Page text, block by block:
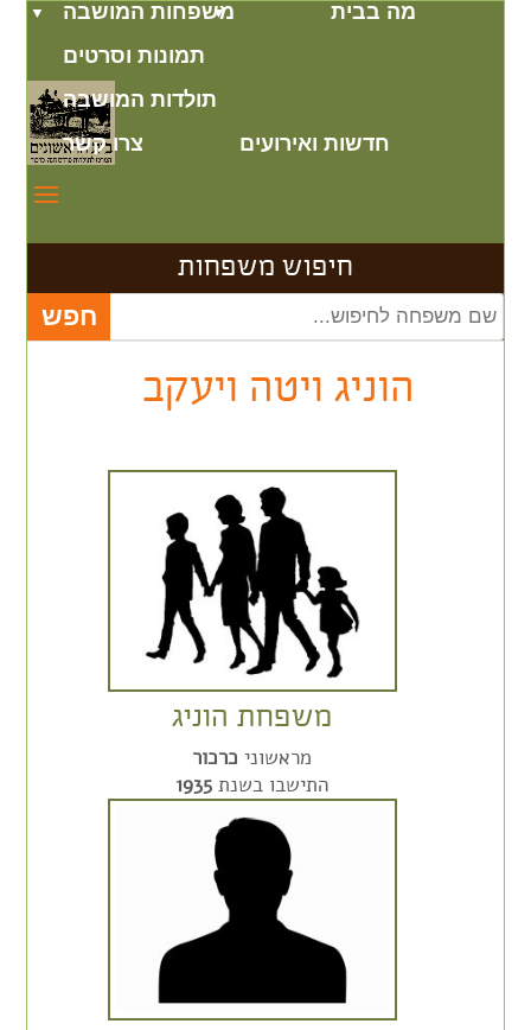
מה בבית
משפחות המושבה
תמונות וסרטים
תולדות המושבה
חדשות ואירועים
צרו קשר
חיפוש משפחות
הוניג ויטה ויעקב
משפחת הוניג
מראשוני כרכור
התישבו בשנת 1935